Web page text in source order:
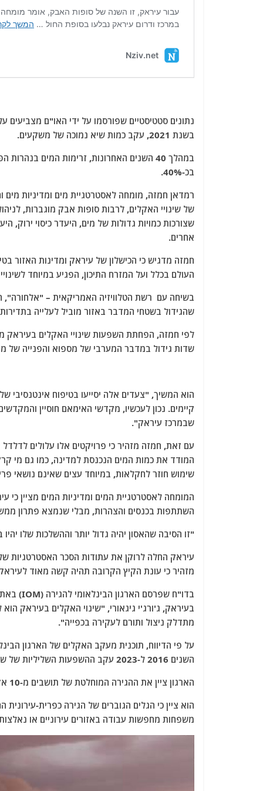
בשנת 2021, עקב כמות שיא נמוכה של משקעים.
בכ-40%.
רמדאן חמזה, מומחה לאסטרטגיית מים ומדיניות מים
של שינויי האקלים, לרבות סופות אבק מוגברות,
שצורכות כמויות גדולות של מים, היעדר כיסוי ירוק,
אחרים.
חמזה מדגיש כי הכישלון של עיראק ומדינות האזור
העולם בכלל ועל המזרח התיכון, הפגיע במיוחד
בשיחה עם רשת הטלוויזיה האמריקאית – "אלחורה",
שהגידול בשטחי המדבר באזור מוביל לעלייה
לפי חמזה, הפחתת השפעות שינויי האקלים בעיראק
שדות גידול במדבר המערבי של מספוא והפנייה של
הוא המשיך, "צעדים אלה יסייעו בטיפוח אינטנסיבי
קיימים. נכון לעכשיו, מקדשי האימאם חוסיין
שבמרכז עיראק".
עם זאת, חמזה מזהיר כי פרויקטים אלו עלולים
המודד את כמות המים הנכנסת למדינה, כמו גם מי
שימוש חוזר לחקלאות, במיוחד עצים שאינם נושאי
המומחה לאסטרטגיית המים ומדיניות המים מציין
השתתפות בכנסים והצהרות, מבלי שנמצא פתרון
"זו הסיבה שהאסון יהיה גדול יותר וההשלכות שלו
עיראק החלה לרוקן את עתודות הסכר האסטרטגיות
מזהיר כי עונת הקיץ הקרובה תהיה קשה מאוד
בעיראק, ג'ורג'י גיגאורי, "שינוי האקלים בעיראק
מתדלק ניצול ותורם לעקירה בכפייה".
השנים 2016 ל-2023 עקב ההשפעות השליליות של שינויי האקלים באזורי מוצאם.
הארגון ציין את ההגירה המוחלטת של תושבים מ-10 אזורים במחוזות נסיריה וסוק אל-שויך בדרום נפת די-קאר.
הוא ציין כי הגלים הגוברים של הגירה כפרית-
משפחות מחפשות עבודה באזורים עירוניים או